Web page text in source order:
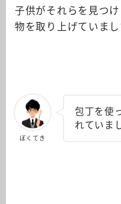
子供がそれらを見つ
物を取り上げていまし
ぼくてき
包丁を使
れていま